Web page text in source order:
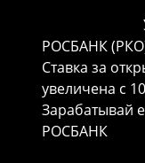
РОСБАНК
Ставка за
увеличена с
Зарабатывай
РОСБАНК